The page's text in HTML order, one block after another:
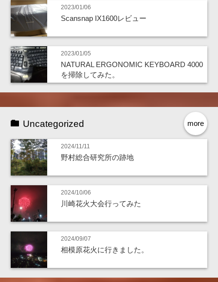
2023/01/06
Scansnap IX1600レビュー
2023/01/05
NATURAL ERGONOMIC KEYBOARD 4000
を掃除してみた。
more
Uncategorized
2024/11/11
野村総合研究所の跡地
2024/10/06
川崎花火大会行ってみた
2024/09/07
相模原花火に行きました。